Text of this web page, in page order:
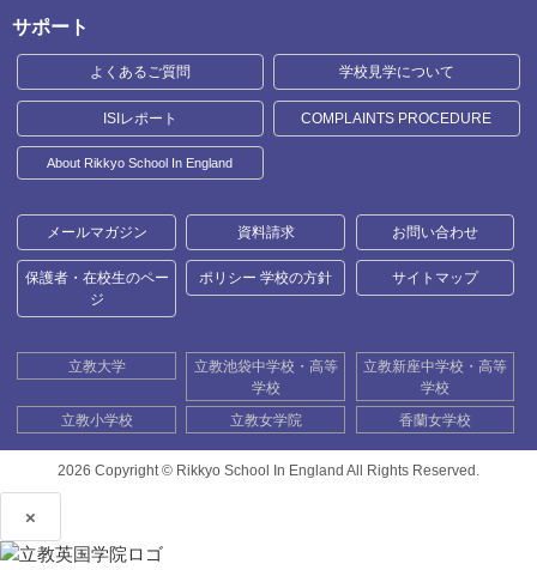
サポート
よくあるご質問 学校見学について
ISIレポート COMPLAINTS PROCEDURE
About Rikkyo School In England
メールマガジン 資料請求 お問い合わせ
保護者・在校生のペー
ジ
ポリシー 学校の方針 サイトマップ
立教大学
立教池袋中学校・高等
学校
立教新座中学校・高等
学校
立教小学校
立教女学院 香蘭女学校
2026 Copyright © Rikkyo School In England All Rights Reserved.
×